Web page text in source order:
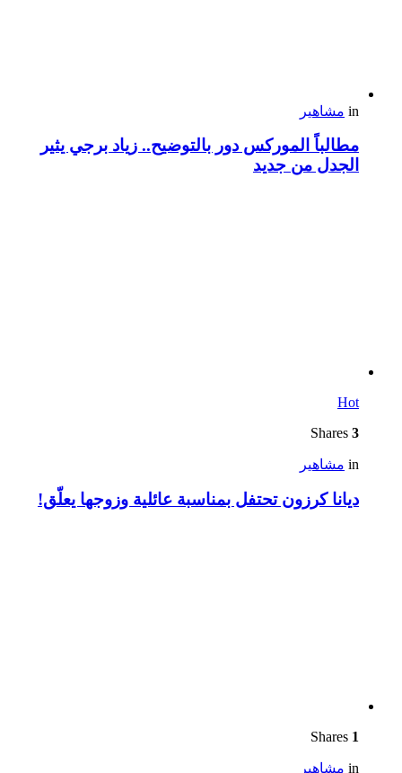
in مشاهير
مطالباً الموركس دور بالتوضيح.. زياد برجي يثير
الجدل من جديد
Hot
3
in مشاهير
ديانا كرزون تحتفل بمناسبة عائلية وزوجها يعلّق!
1
in مشاهير